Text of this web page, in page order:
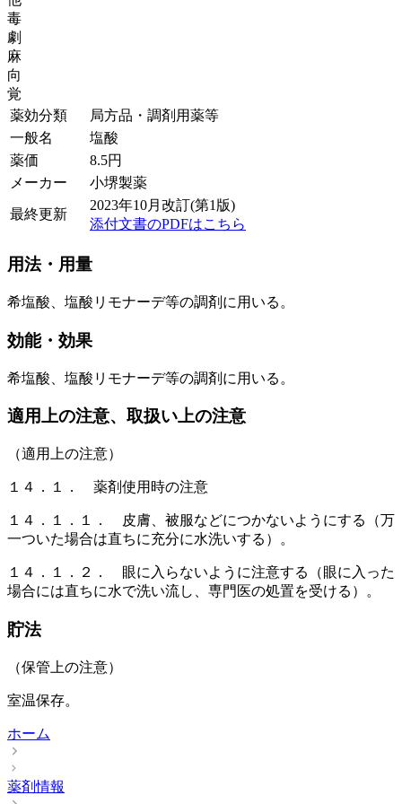
毒
劇
麻
向
覚
薬効分類
局方品・調剤用薬等
一般名
塩酸
薬価
8.5円
メーカー
小堺製薬
最終更新
2023年10月改訂(第1版)
添付文書のPDFはこちら
用法・用量
希塩酸、塩酸リモナーデ等の調剤に用いる。
効能・効果
希塩酸、塩酸リモナーデ等の調剤に用いる。
適用上の注意、取扱い上の注意
（適用上の注意）
１４．１． 薬剤使用時の注意
１４．１．１． 皮膚、被服などにつかないようにする（万
一ついた場合は直ちに充分に水洗いする）。
１４．１．２． 眼に入らないように注意する（眼に入った
場合には直ちに水で洗い流し、専門医の処置を受ける）。
貯法
（保管上の注意）
室温保存。
ホーム
薬剤情報